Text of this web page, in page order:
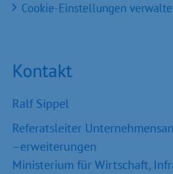
Cookie-Einstellungen
Kontakt
Ralf Sippel
Referatsleiter
–erweiterungen
Ministerium für Wirtschaft,